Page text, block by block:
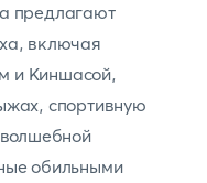
предлагают
включая
и Киншасой,
спортивную
обильными